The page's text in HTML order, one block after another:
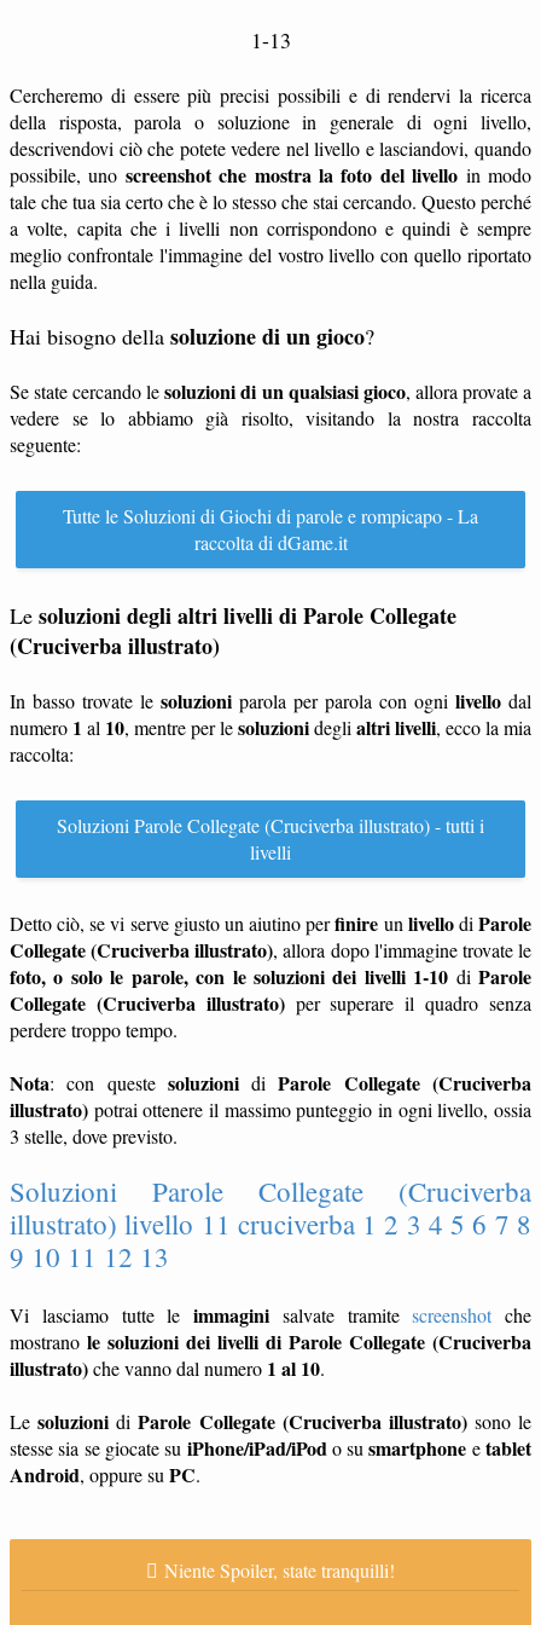
1-13
Cercheremo di essere più precisi possibili e di rendervi la ricerca
della risposta, parola o soluzione in generale di ogni livello,
descrivendovi ciò che potete vedere nel livello e lasciandovi, quando
possibile, uno screenshot che mostra la foto del livello in modo
tale che tua sia certo che è lo stesso che stai cercando. Questo perché
a volte, capita che i livelli non corrispondono e quindi è sempre
meglio confrontale l'immagine del vostro livello con quello riportato
nella guida.
Hai bisogno della soluzione di un gioco?
Se state cercando lesoluzioni di un qualsiasi gioco, allora provate a
vedere se lo abbiamo già risolto, visitando la nostra raccolta
seguente:
Tutte le Soluzioni di Giochi di parole e rompicapo - La
raccolta di dGame.it
Le soluzioni degli altri livelli di Parole Collegate
(Cruciverba illustrato)
In basso trovate le soluzioni parola per parola con ogni livello dal
numero 1 al 10, mentre per lesoluzionidegli altri livelli, ecco la mia
raccolta:
Soluzioni Parole Collegate (Cruciverba illustrato) - tutti i
livelli
Detto ciò, se vi serve giusto un aiutino perfinire un livellodiParole
Collegate (Cruciverba illustrato), allora dopo l'immagine trovate le
foto, o solo le parole, con le soluzioni dei livelli 1-10 diParole
Collegate (Cruciverba illustrato)per superare il quadro senza
perdere troppo tempo.
Nota: con queste soluzionidiParole Collegate (Cruciverba
illustrato) potrai ottenere il massimo punteggio in ogni livello, ossia
3 stelle, dove previsto.
Soluzioni Parole Collegate (Cruciverba
illustrato) livello 11 cruciverba 1 2 3 4 5 6 7 8
9 10 11 12 13
Vi lasciamo tutte le immagini salvate tramitescreenshot che
mostrano le soluzioni dei livelli di Parole Collegate (Cruciverba
illustrato)che vanno dal numero 1 al 10.
Lesoluzioni diParole Collegate (Cruciverba illustrato)sono le
stesse sia se giocate su iPhone/iPad/iPod o susmartphone etablet
Android, oppure su PC.
Niente Spoiler, state tranquilli!